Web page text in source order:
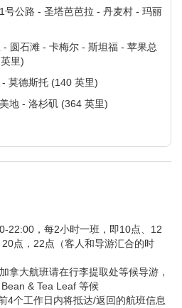
号公路 - 圣塔芭芭拉 - 丹麦村 - 玛丽
圆石滩 - 卡梅尔 - 斯坦福 - 苹果总
里)
莫德斯托 (140 英里)
地 - 洛杉矶 (364 英里)
22:00，每2小时一班，即10点、12
点，22点（客人和导游汇合的时
拿大航班请在行李提取处等候导游，
& Tea Leaf 等候
4个工作日内将抵达/返回的航班信息